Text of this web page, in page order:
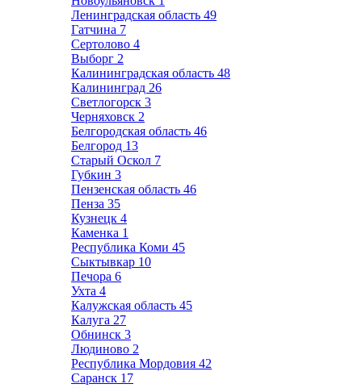
Ленинградская область 49
Гатчина 7
Сертолово 4
Выборг 2
Калининградская область 48
Калининград 26
Светлогорск 3
Черняховск 2
Белгородская область 46
Белгород 13
Старый Оскол 7
Губкин 3
Пензенская область 46
Пенза 35
Кузнецк 4
Каменка 1
Республика Коми 45
Сыктывкар 10
Печора 6
Ухта 4
Калужская область 45
Калуга 27
Обнинск 3
Людиново 2
Республика Мордовия 42
Саранск 17